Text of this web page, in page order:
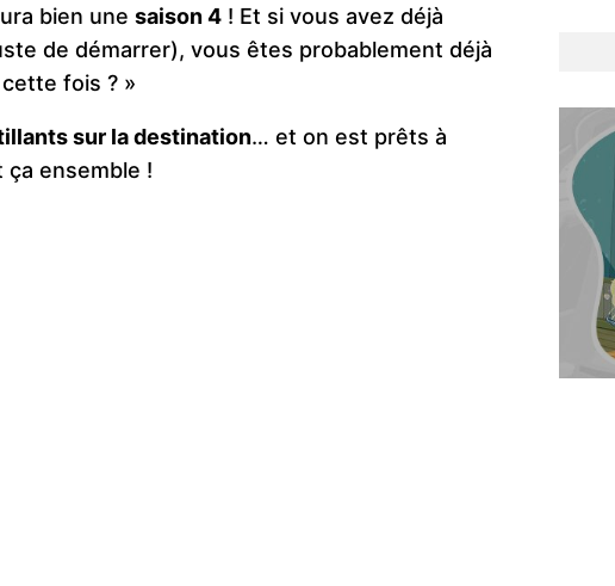
bien une saison 4 ! Et si vous avez déjà
de démarrer), vous êtes probablement déjà
fois ? »
sur la destination… et on est prêts à
ensemble !